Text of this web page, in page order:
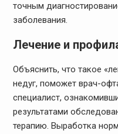
точным
заболевания.
Лечение и
Объяснить, что такое
недуг, поможет врач-
специалист,
результатами
терапию. Выработка